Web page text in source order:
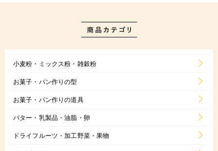
小麦粉・ミックス粉・雑穀粉
お菓子・パン作りの型
お菓子・パン作りの道具
バター・乳製品・油脂・卵
ドライフルーツ・加工野菜・果物